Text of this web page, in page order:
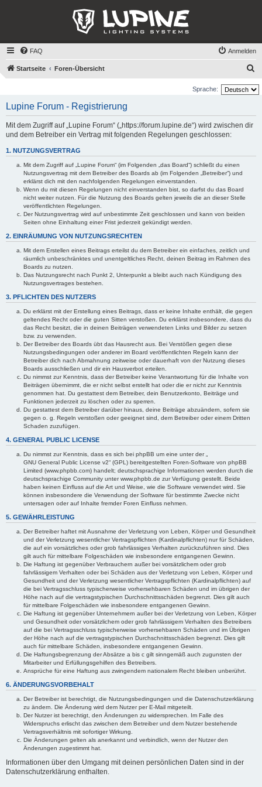
FAQ Anmelden
Startseite Foren-Übersicht
c
Sprache:
Lupine Forum - Registrierung
Mit dem Zugriff auf „Lupine Forum“ („https://forum.lupine.de“) wird zwischen dir
und dem Betreiber ein Vertrag mit folgenden Regelungen geschlossen:
1. NUTZUNGSVERTRAG
Mit dem Zugriff auf „Lupine Forum“ (im Folgenden „das Board“) schließt du einen
Nutzungsvertrag mit dem Betreiber des Boards ab (im Folgenden „Betreiber“) und
erklärst dich mit den nachfolgenden Regelungen einverstanden.
Wenn du mit diesen Regelungen nicht einverstanden bist, so darfst du das Board
nicht weiter nutzen. Für die Nutzung des Boards gelten jeweils die an dieser Stelle
veröffentlichten Regelungen.
Der Nutzungsvertrag wird auf unbestimmte Zeit geschlossen und kann von beiden
Seiten ohne Einhaltung einer Frist jederzeit gekündigt werden.
2. EINRÄUMUNG VON NUTZUNGSRECHTEN
Mit dem Erstellen eines Beitrags erteilst du dem Betreiber ein einfaches, zeitlich und
räumlich unbeschränktes und unentgeltliches Recht, deinen Beitrag im Rahmen des
Boards zu nutzen.
Das Nutzungsrecht nach Punkt 2, Unterpunkt a bleibt auch nach Kündigung des
Nutzungsvertrages bestehen.
3. PFLICHTEN DES NUTZERS
Du erklärst mit der Erstellung eines Beitrags, dass er keine Inhalte enthält, die gegen
geltendes Recht oder die guten Sitten verstoßen. Du erklärst insbesondere, dass du
das Recht besitzt, die in deinen Beiträgen verwendeten Links und Bilder zu setzen
bzw. zu verwenden.
Der Betreiber des Boards übt das Hausrecht aus. Bei Verstößen gegen diese
Nutzungsbedingungen oder anderer im Board veröffentlichten Regeln kann der
Betreiber dich nach Abmahnung zeitweise oder dauerhaft von der Nutzung dieses
Boards ausschließen und dir ein Hausverbot erteilen.
Du nimmst zur Kenntnis, dass der Betreiber keine Verantwortung für die Inhalte von
Beiträgen übernimmt, die er nicht selbst erstellt hat oder die er nicht zur Kenntnis
genommen hat. Du gestattest dem Betreiber, dein Benutzerkonto, Beiträge und
Funktionen jederzeit zu löschen oder zu sperren.
Du gestattest dem Betreiber darüber hinaus, deine Beiträge abzuändern, sofern sie
gegen o. g. Regeln verstoßen oder geeignet sind, dem Betreiber oder einem Dritten
Schaden zuzufügen.
4. GENERAL PUBLIC LICENSE
Du nimmst zur Kenntnis, dass es sich bei phpBB um eine unter der „
GNU General Public License v2“ (GPL) bereitgestellten Foren-Software von phpBB
Limited (www.phpbb.com) handelt; deutschsprachige Informationen werden durch die
deutschsprachige Community unter www.phpbb.de zur Verfügung gestellt. Beide
haben keinen Einfluss auf die Art und Weise, wie die Software verwendet wird. Sie
können insbesondere die Verwendung der Software für bestimmte Zwecke nicht
untersagen oder auf Inhalte fremder Foren Einfluss nehmen.
5. GEWÄHRLEISTUNG
Der Betreiber haftet mit Ausnahme der Verletzung von Leben, Körper und Gesundheit
und der Verletzung wesentlicher Vertragspflichten (Kardinalpflichten) nur für Schäden,
die auf ein vorsätzliches oder grob fahrlässiges Verhalten zurückzuführen sind. Dies
gilt auch für mittelbare Folgeschäden wie insbesondere entgangenen Gewinn.
Die Haftung ist gegenüber Verbrauchern außer bei vorsätzlichem oder grob
fahrlässigem Verhalten oder bei Schäden aus der Verletzung von Leben, Körper und
Gesundheit und der Verletzung wesentlicher Vertragspflichten (Kardinalpflichten) auf
die bei Vertragsschluss typischerweise vorhersehbaren Schäden und im übrigen der
Höhe nach auf die vertragstypischen Durchschnittsschäden begrenzt. Dies gilt auch
für mittelbare Folgeschäden wie insbesondere entgangenen Gewinn.
Die Haftung ist gegenüber Unternehmern außer bei der Verletzung von Leben, Körper
und Gesundheit oder vorsätzlichem oder grob fahrlässigem Verhalten des Betreibers
auf die bei Vertragsschluss typischerweise vorhersehbaren Schäden und im Übrigen
der Höhe nach auf die vertragstypischen Durchschnittsschäden begrenzt. Dies gilt
auch für mittelbare Schäden, insbesondere entgangenen Gewinn.
Die Haftungsbegrenzung der Absätze a bis c gilt sinngemäß auch zugunsten der
Mitarbeiter und Erfüllungsgehilfen des Betreibers.
Ansprüche für eine Haftung aus zwingendem nationalem Recht bleiben unberührt.
6. ÄNDERUNGSVORBEHALT
Der Betreiber ist berechtigt, die Nutzungsbedingungen und die Datenschutzerklärung
zu ändern. Die Änderung wird dem Nutzer per E-Mail mitgeteilt.
Der Nutzer ist berechtigt, den Änderungen zu widersprechen. Im Falle des
Widerspruchs erlischt das zwischen dem Betreiber und dem Nutzer bestehende
Vertragsverhältnis mit sofortiger Wirkung.
Die Änderungen gelten als anerkannt und verbindlich, wenn der Nutzer den
Änderungen zugestimmt hat.
Informationen über den Umgang mit deinen persönlichen Daten sind in der
Datenschutzerklärung enthalten.